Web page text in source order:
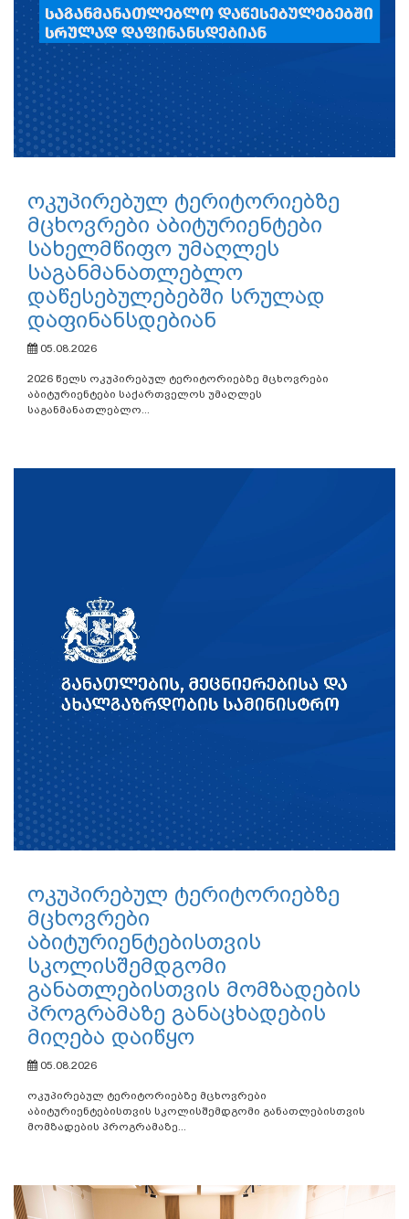
ოკუპირებულ ტერიტორიებზე
მცხოვრები აბიტურიენტები
სახელმწიფო უმაღლეს
საგანმანათლებლო
დაწესებულებებში სრულად
დაფინანსდებიან
05.08.2026
2026 წელს ოკუპირებულ ტერიტორიებზე მცხოვრები
აბიტურიენტები საქართველოს უმაღლეს
საგანმანათლებლო...
ოკუპირებულ ტერიტორიებზე
მცხოვრები
აბიტურიენტებისთვის
სკოლისშემდგომი
განათლებისთვის მომზადების
პროგრამაზე განაცხადების
მიღება დაიწყო
05.08.2026
ოკუპირებულ ტერიტორიებზე მცხოვრები
აბიტურიენტებისთვის სკოლისშემდგომი განათლებისთვის
მომზადების პროგრამაზე...